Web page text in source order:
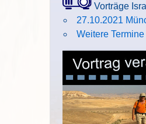
Vorträge
27.10.2021
Weitere